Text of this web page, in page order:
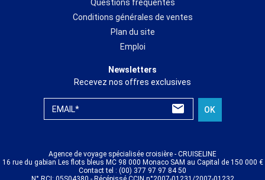
Questions fréquentes
Conditions générales de ventes
Plan du site
Emploi
Newsletters
Recevez nos offres exclusives
EMAIL* OK
Agence de voyage spécialisée croisière - CRUISELINE
16 rue du gabian Les flots bleus MC 98 000 Monaco SAM au Capital de 150 000 €
Contact tel : (00) 377 97 97 84 50